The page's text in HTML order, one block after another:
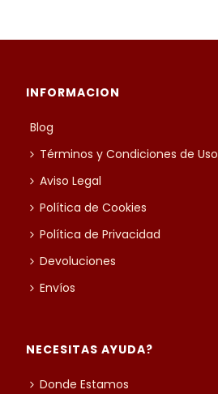
INFORMACION
Blog
Términos y Condiciones de Uso
Aviso Legal
Política de Cookies
Política de Privacidad
Devoluciones
Envíos
NECESITAS AYUDA?
Donde Estamos